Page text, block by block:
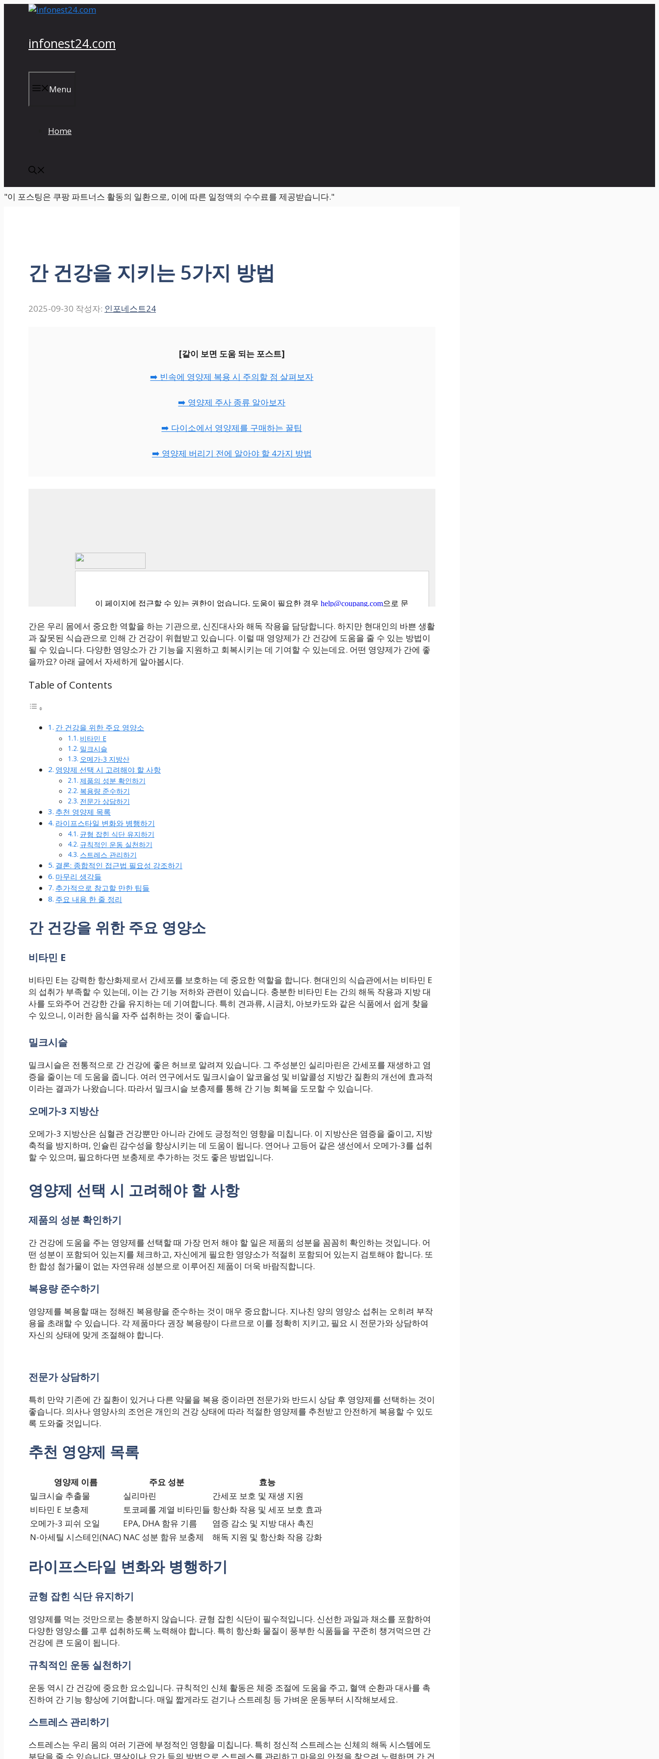
infonest24.com
Menu
Home
"이 포스팅은 쿠팡 파트너스 활동의 일환으로, 이에 따른 일정액의 수수료를 제공받습니다."
간 건강을 지키는 5가지 방법
2025-09-30 작성자: 인포네스트24
[같이 보면 도움 되는 포스트]
➡️ 빈속에 영양제 복용 시 주의할 점 살펴보자
➡️ 영양제 주사 종류 알아보자
➡️ 다이소에서 영양제를 구매하는 꿀팁
➡️ 영양제 버리기 전에 알아야 할 4가지 방법
간은 우리 몸에서 중요한 역할을 하는 기관으로, 신진대사와 해독 작용을 담당합니다. 하지만 현대인의 바쁜 생활
과 잘못된 식습관으로 인해 간 건강이 위협받고 있습니다. 이럴 때 영양제가 간 건강에 도움을 줄 수 있는 방법이
될 수 있습니다. 다양한 영양소가 간 기능을 지원하고 회복시키는 데 기여할 수 있는데요. 어떤 영양제가 간에 좋
을까요? 아래 글에서 자세하게 알아봅시다.
Table of Contents
간 건강을 위한 주요 영양소
비타민 E
밀크시슬
오메가-3 지방산
영양제 선택 시 고려해야 할 사항
제품의 성분 확인하기
복용량 준수하기
전문가 상담하기
추천 영양제 목록
라이프스타일 변화와 병행하기
균형 잡힌 식단 유지하기
규칙적인 운동 실천하기
스트레스 관리하기
결론: 종합적인 접근법 필요성 강조하기
마무리 생각들
추가적으로 참고할 만한 팁들
주요 내용 한 줄 정리
간 건강을 위한 주요 영양소
비타민 E
비타민 E는 강력한 항산화제로서 간세포를 보호하는 데 중요한 역할을 합니다. 현대인의 식습관에서는 비타민 E
의 섭취가 부족할 수 있는데, 이는 간 기능 저하와 관련이 있습니다. 충분한 비타민 E는 간의 해독 작용과 지방 대
사를 도와주어 건강한 간을 유지하는 데 기여합니다. 특히 견과류, 시금치, 아보카도와 같은 식품에서 쉽게 찾을
수 있으니, 이러한 음식을 자주 섭취하는 것이 좋습니다.
밀크시슬
밀크시슬은 전통적으로 간 건강에 좋은 허브로 알려져 있습니다. 그 주성분인 실리마린은 간세포를 재생하고 염
증을 줄이는 데 도움을 줍니다. 여러 연구에서도 밀크시슬이 알코올성 및 비알콜성 지방간 질환의 개선에 효과적
이라는 결과가 나왔습니다. 따라서 밀크시슬 보충제를 통해 간 기능 회복을 도모할 수 있습니다.
오메가-3 지방산
오메가-3 지방산은 심혈관 건강뿐만 아니라 간에도 긍정적인 영향을 미칩니다. 이 지방산은 염증을 줄이고, 지방
축적을 방지하며, 인슐린 감수성을 향상시키는 데 도움이 됩니다. 연어나 고등어 같은 생선에서 오메가-3를 섭취
할 수 있으며, 필요하다면 보충제로 추가하는 것도 좋은 방법입니다.
영양제 선택 시 고려해야 할 사항
제품의 성분 확인하기
간 건강에 도움을 주는 영양제를 선택할 때 가장 먼저 해야 할 일은 제품의 성분을 꼼꼼히 확인하는 것입니다. 어
떤 성분이 포함되어 있는지를 체크하고, 자신에게 필요한 영양소가 적절히 포함되어 있는지 검토해야 합니다. 또
한 합성 첨가물이 없는 자연유래 성분으로 이루어진 제품이 더욱 바람직합니다.
복용량 준수하기
영양제를 복용할 때는 정해진 복용량을 준수하는 것이 매우 중요합니다. 지나친 양의 영양소 섭취는 오히려 부작
용을 초래할 수 있습니다. 각 제품마다 권장 복용량이 다르므로 이를 정확히 지키고, 필요 시 전문가와 상담하여
자신의 상태에 맞게 조절해야 합니다.
전문가 상담하기
특히 만약 기존에 간 질환이 있거나 다른 약물을 복용 중이라면 전문가와 반드시 상담 후 영양제를 선택하는 것이
좋습니다. 의사나 영양사의 조언은 개인의 건강 상태에 따라 적절한 영양제를 추천받고 안전하게 복용할 수 있도
록 도와줄 것입니다.
추천 영양제 목록
영양제 이름 주요 성분
효능
밀크시슬 추출물
실리마린
간세포 보호 및 재생 지원
비타민 E 보충제
토코페롤 계열 비타민들 항산화 작용 및 세포 보호 효과
오메가-3 피쉬 오일
EPA, DHA 함유 기름
염증 감소 및 지방 대사 촉진
N-아세틸 시스테인(NAC) NAC 성분 함유 보충제 해독 지원 및 항산화 작용 강화
라이프스타일 변화와 병행하기
균형 잡힌 식단 유지하기
영양제를 먹는 것만으로는 충분하지 않습니다. 균형 잡힌 식단이 필수적입니다. 신선한 과일과 채소를 포함하여
다양한 영양소를 고루 섭취하도록 노력해야 합니다. 특히 항산화 물질이 풍부한 식품들을 꾸준히 챙겨먹으면 간
건강에 큰 도움이 됩니다.
규칙적인 운동 실천하기
운동 역시 간 건강에 중요한 요소입니다. 규칙적인 신체 활동은 체중 조절에 도움을 주고, 혈액 순환과 대사를 촉
진하여 간 기능 향상에 기여합니다. 매일 짧게라도 걷기나 스트레칭 등 가벼운 운동부터 시작해보세요.
스트레스 관리하기
스트레스는 우리 몸의 여러 기관에 부정적인 영향을 미칩니다. 특히 정신적 스트레스는 신체의 해독 시스템에도
부담을 줄 수 있습니다. 명상이나 요가 등의 방법으로 스트레스를 관리하고 마음의 안정을 찾으려 노력하면 간 건